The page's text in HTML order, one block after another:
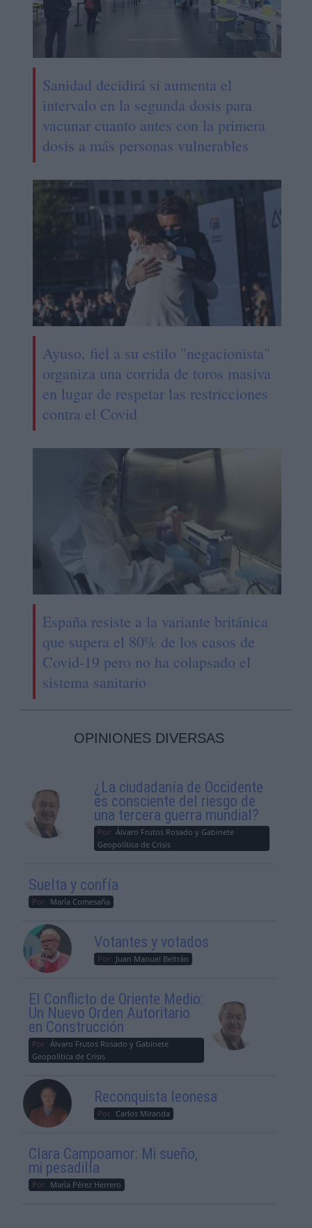
Sanidad decidirá si aumenta el
intervalo en la segunda dosis para
vacunar cuanto antes con la primera
dosis a más personas vulnerables
Ayuso, fiel a su estilo "negacionista"
organiza una corrida de toros masiva
en lugar de respetar las restricciones
contra el Covid
España resiste a la variante británica
que supera el 80% de los casos de
Covid-19 pero no ha colapsado el
sistema sanitario
OPINIONES DIVERSAS
¿La ciudadanía de Occidente
es consciente del riesgo de
una tercera guerra mundial?
Por Álvaro Frutos Rosado y Gabinete
Geopolítica de Crisis
Suelta y confía
Por María Comesaña
Votantes y votados
Por Juan Manuel Beltrán
El Conflicto de Oriente Medio:
Un Nuevo Orden Autoritario
en Construcción
Por Álvaro Frutos Rosado y Gabinete
Geopolítica de Crisis
Reconquista leonesa
Por Carlos Miranda
Clara Campoamor: Mi sueño,
mi pesadilla
Por María Pérez Herrero